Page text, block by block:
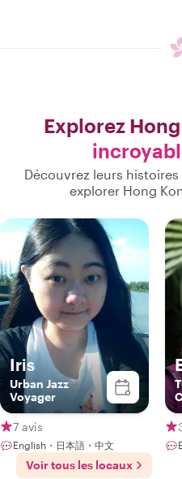
Explorez
Découvrez leurs
explorer Hong
Iris
Urban Jazz
Voyager
7 avis
English・日本語・中文
Voir tous les locaux